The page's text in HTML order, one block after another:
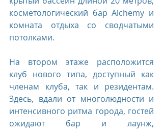
косметологический бар Alchemy и
комната отдыха со сводчатыми
потолками.
На втором этаже расположится
клуб нового типа, доступный как
членам клуба, так и резидентам.
Здесь, вдали от многолюдности и
интенсивного ритма города, гостей
ожидают бар и лаунж,